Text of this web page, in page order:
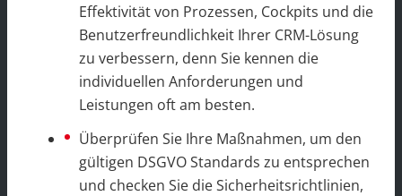
Effektivität von Prozessen, Cockpits und die
Benutzerfreundlichkeit Ihrer CRM-Lösung
zu verbessern, denn Sie kennen die
individuellen Anforderungen und
Leistungen oft am besten.
Überprüfen Sie Ihre Maßnahmen, um den
gültigen DSGVO Standards zu entsprechen
und checken Sie die Sicherheitsrichtlinien,